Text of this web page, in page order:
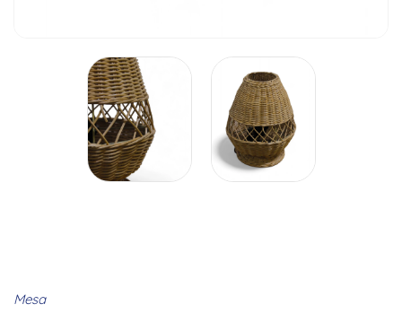
Mesa